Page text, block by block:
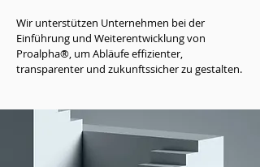
Wir unterstützen Unternehmen bei der
Einführung und Weiterentwicklung von
Proalpha®, um Abläufe effizienter,
transparenter und zukunftssicher zu gestalten.